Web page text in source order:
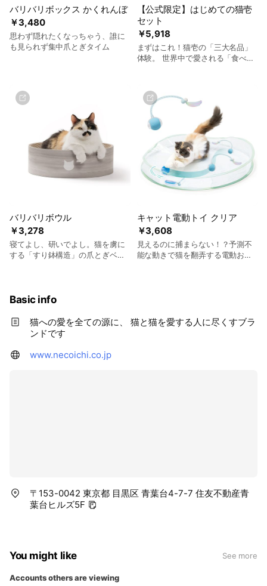
￥3,480
バリバリボックス かくれんぼ
思わず隠れたくなっちゃう、誰に
も見られず集中爪とぎタイム
￥5,918
【公式限定】はじめての猫壱
セット
まずはこれ！猫壱の「三大名品」
体験。 世界中で愛される「食べや
￥3,278
バリバリボウル
寝てよし、研いでよし。猫を虜に
する「すり鉢構造」の爪とぎベッ
￥3,608
キャット電動トイ クリア
見えるのに捕まらない！？予測不
能な動きで猫を翻弄する電動おも
Basic info
猫への愛を全ての源に、 猫と猫を愛する人に尽くすブラ
ンドです
www.necoichi.co.jp
〒153-0042 東京都 目黒区 青葉台4-7-7 住友不動産青
葉台ヒルズ5F
You might like See more
Accounts others are viewing